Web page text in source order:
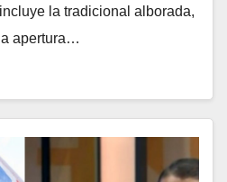
la tradicional alborada,
apertura…